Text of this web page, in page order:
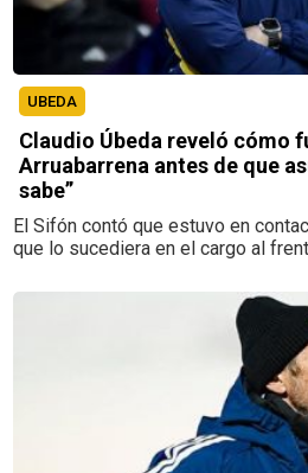
UBEDA
Claudio Úbeda reveló cómo
Arruabarrena antes de que
sabe”
El Sifón contó que estuvo en
que lo sucediera en el cargo al